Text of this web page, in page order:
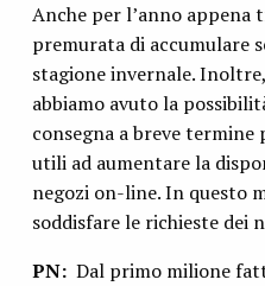
Anche per l’anno appena
premurata di accumulare
stagione invernale.
abbiamo avuto la
consegna a breve
utili ad aumentare la
negozi on-line. In questo
soddisfare le richieste dei
PN: Dal primo milione